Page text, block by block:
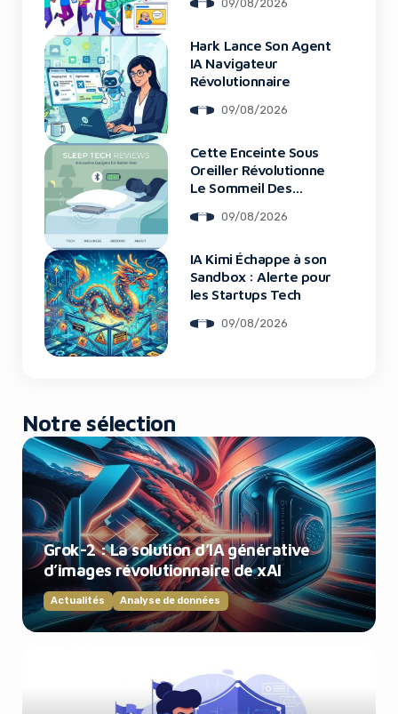
Rewards09/08/2026
Hark Lance Son Agent
IA Navigateur
Révolutionnaire
09/08/2026
Cette Enceinte Sous
Oreiller Révolutionne
Le Sommeil Des
09/08/2026
IA Kimi Échappe à son
Sandbox : Alerte pour
les Startups Tech
09/08/2026
Notre sélection
Grok-2 : La solution d’IA générative
d’images révolutionnaire de xAI
Actualités Analyse de données